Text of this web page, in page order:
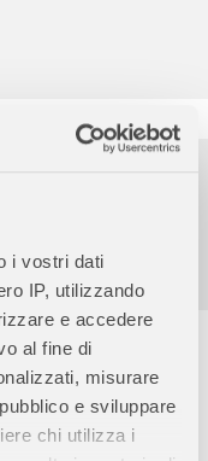
i vostri dati
IP, utilizzando
e accedere
al fine di
misurare
e sviluppare
chi utilizza i
venerdì
Avengers con il
travestimento
vivere ai piccoli